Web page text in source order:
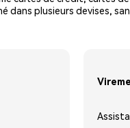
plusieurs devises,